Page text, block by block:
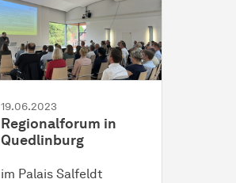
19.06.2023
Regionalforum in
Quedlinburg
im Palais Salfeldt